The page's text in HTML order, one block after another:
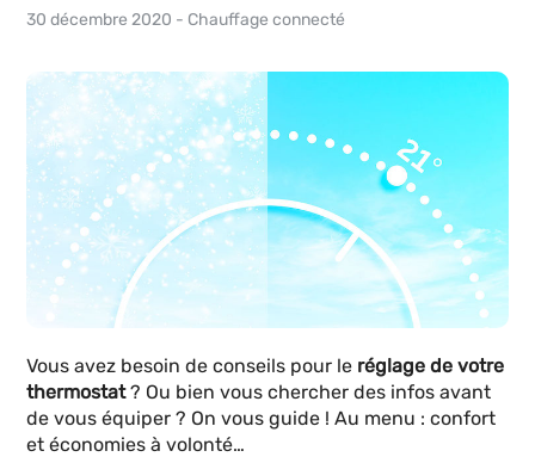
30 décembre 2020 - Chauffage connecté
Vous avez besoin de conseils pour le réglage de votre
thermostat? Ou bien vous chercher des infos avant
de vous équiper ? On vous guide ! Au menu : confort
et économies à volonté…